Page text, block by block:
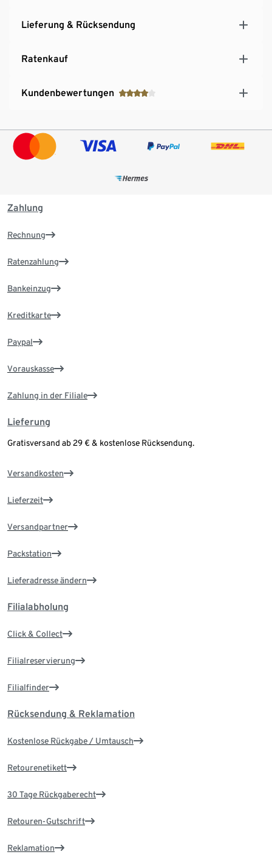
Lieferung & Rücksendung
Ratenkauf
Kundenbewertungen
Zahlung
Rechnung
Ratenzahlung
Bankeinzug
Kreditkarte
Paypal
Vorauskasse
Zahlung in der Filiale
Lieferung
Gratisversand ab 29 € & kostenlose Rücksendung.
Versandkosten
Lieferzeit
Versandpartner
Packstation
Lieferadresse ändern
Filialabholung
Click & Collect
Filialreservierung
Filialfinder
Rücksendung & Reklamation
Kostenlose Rückgabe / Umtausch
Retourenetikett
30 Tage Rückgaberecht
Retouren-Gutschrift
Reklamation